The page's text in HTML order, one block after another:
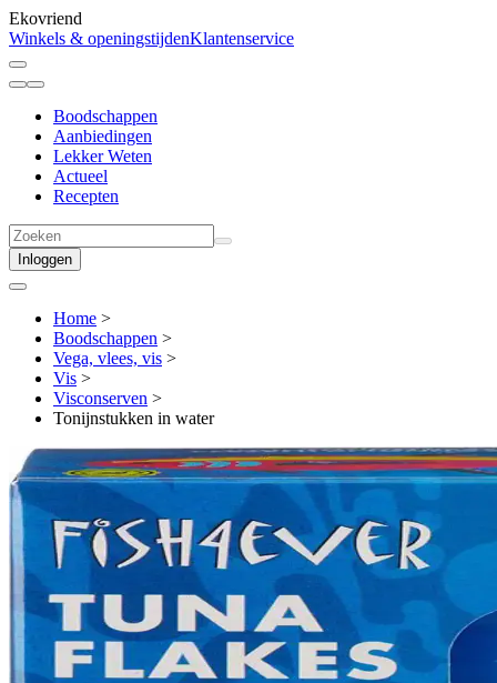
Ekovriend
Winkels & openingstijdenKlantenservice
Boodschappen
Aanbiedingen
Lekker Weten
Actueel
Recepten
Inloggen
Home >
Boodschappen >
Vega, vlees, vis >
Vis >
Visconserven >
Tonijnstukken in water